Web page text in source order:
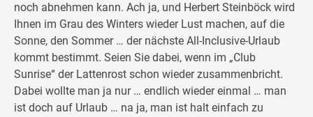
noch abnehmen kann. Ach ja, und Herbert Steinböck wird
Ihnen im Grau des Winters wieder Lust machen, auf die
Sonne, den Sommer … der nächste All-Inclusive-Urlaub
kommt bestimmt. Seien Sie dabei, wenn im „Club
Sunrise“ der Lattenrost schon wieder zusammenbricht.
Dabei wollte man ja nur … endlich wieder einmal … man
ist doch auf Urlaub … na ja, man ist halt einfach zu